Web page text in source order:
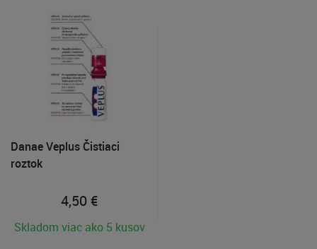
Danae Veplus Čistiaci
roztok
4,50 €
Skladom viac ako 5 kusov